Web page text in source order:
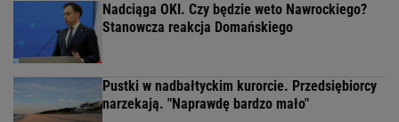
Nadciąga OKI. Czy będzie weto Nawrockiego?
Stanowcza reakcja Domańskiego
Pustki w nadbałtyckim kurorcie. Przedsiębiorcy
narzekają. "Naprawdę bardzo mało"